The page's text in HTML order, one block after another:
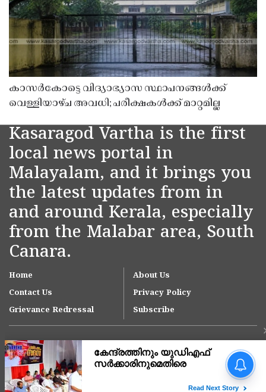
കാസർകോട്ടെ വിദ്യാഭ്യാസ സ്ഥാപനങ്ങൾക്ക്
വെള്ളിയാഴ്ച അവധി; പരീക്ഷകൾക്ക് മാറ്റമില്ല
Kasaragod Vartha is the first
local news portal in
Malayalam, and it brings you
the latest updates from in
and around Kerala, especially
from the Malabar area, South
Canara.
Home
About Us
Contact Us
Privacy Policy
Grievance Redressal
Subscribe
'ഇന്ത്യയിലെ ഏറ്റവും വലിയ
മൂന്ന് ആശുപത്രി